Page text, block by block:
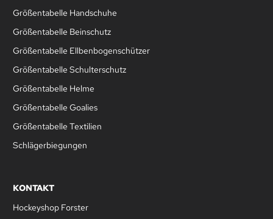
Größentabelle Handschuhe
Größentabelle Beinschutz
Größentabelle Ellbenbogenschützer
Größentabelle Schulterschutz
Größentabelle Helme
Größentabelle Goalies
Größentabelle Textilien
Schlägerbiegungen
KONTAKT
Hockeyshop Forster